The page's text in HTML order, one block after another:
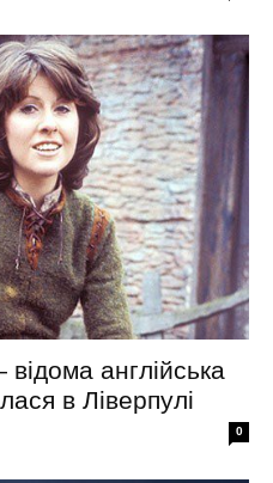
англійська
в Ліверпулі
0